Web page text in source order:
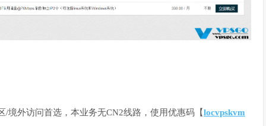
/境外访问首选，本业务无CN2线路，使用优惠码【locvpskvm